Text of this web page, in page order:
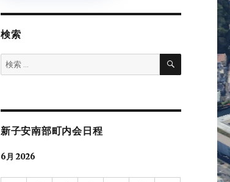
検索
検
索:
検
新子安南部町内会日程
6月 2026